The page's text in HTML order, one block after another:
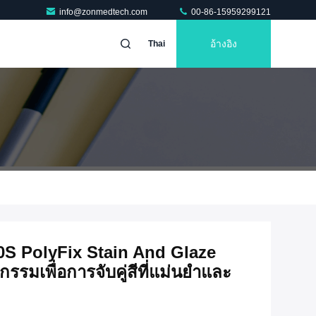
info@zonmedtech.com 00-86-15959299121
Thai อ้างอิง
PolyFix Stain And Glaze
รมเพื่อการจับคู่สีที่แม่นยำและ